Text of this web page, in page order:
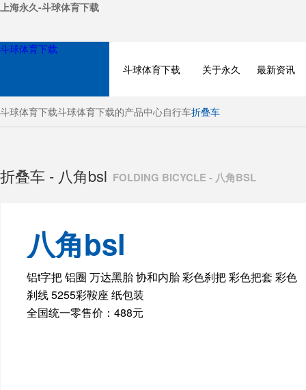
上海永久-斗球体育下载
斗球体育下载
斗球体育下载
关于永久 最新资讯
斗球体育下载斗球体育下载的产品中心自行车折叠车
BICYCLE
ELECTRIC BIKE
折叠车 - 八角bsl FOLDING BICYCLE - 八角BSL
八角bsl
铝t字把 铝圈 万达黑胎 协和内胎 彩色刹把 彩色把套 彩色
刹线 5255彩鞍座 纸包装
全国统一零售价：488元